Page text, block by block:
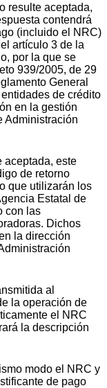
resulte aceptada,
contendrá
(incluido el NRC)
artículo 3 de la
por la que se
939/2005, de 29
General
de crédito
en la gestión
Administración
aceptada, este
de retorno
que utilizarán los
Estatal de
con las
Dichos
la dirección
al
la operación de
el NRC
la descripción
modo el NRC y
de pago